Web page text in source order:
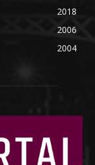
2018
2006
2004